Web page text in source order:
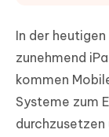
In der
zunehmend
kommen
Systeme zum
durchzusetzen